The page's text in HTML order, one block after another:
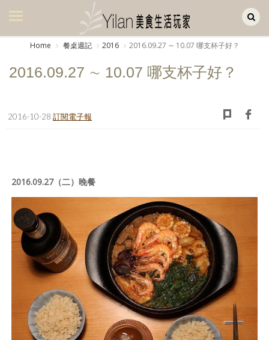
美食集
書房集
日記簿
餐桌週記
享樂隨手拍
照相簿
影音區
創意出版服務
Home 餐桌週記 2016 2016.09.27 ∼ 10.07 哪支杯子好？
2016.09.27 ∼ 10.07 哪支杯子好？
2016-10-28 訂閱電子報
2016.09.27（二）晚餐